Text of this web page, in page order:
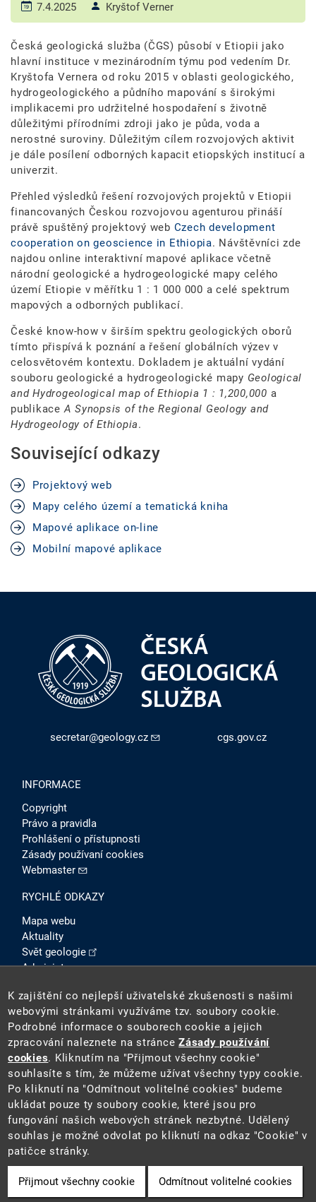
7.4.2025 Kryštof Verner
Česká geologická služba (ČGS) působí v Etiopii jako
hlavní instituce v mezinárodním týmu pod vedením Dr.
Kryštofa Vernera od roku 2015 v oblasti geologického,
hydrogeologického a půdního mapování s širokými
implikacemi pro udržitelné hospodaření s životně
důležitými přírodními zdroji jako je půda, voda a
nerostné suroviny. Důležitým cílem rozvojových aktivit
je dále posílení odborných kapacit etiopských institucí a
univerzit.
Přehled výsledků řešení rozvojových projektů v Etiopii
financovaných Českou rozvojovou agenturou přináší
právě spuštěný projektový web Czech development
cooperation on geoscience in Ethiopia. Návštěvníci zde
najdou online interaktivní mapové aplikace včetně
národní geologické a hydrogeologické mapy celého
území Etiopie v měřítku 1 : 1 000 000 a celé spektrum
mapových a odborných publikací.
České know-how v širším spektru geologických oborů
tímto přispívá k poznání a řešení globálních výzev v
celosvětovém kontextu. Dokladem je aktuální vydání
souboru geologické a hydrogeologické mapy Geological
and Hydrogeological map of Ethiopia 1 : 1,200,000 a
publikaceA Synopsis of the Regional Geology and
Hydrogeology of Ethiopia.
Související odkazy
Projektový web
Mapy celého území a tematická kniha
Mapové aplikace on-line
Mobilní mapové aplikace
secretar@geology.cz cgs.gov.cz
INFORMACE
Copyright
Právo a pravidla
Prohlášení o přístupnosti
Zásady používaní cookies
Webmaster
RYCHLÉ ODKAZY
Mapa webu
Aktuality
Svět geologie
Administrace
SOCIÁLNÍ SÍTĚ
2026 ©Česká geologická služba(ČGS). ČGS je státní
příspěvkovou organizací pověřenou výkonem státní
geologické služby na území ČR.
Cookie
K zajištění co nejlepší uživatelské zkušenosti s našimi
webovými stránkami využíváme tzv. soubory cookie.
Podrobné informace o souborech cookie a jejich
zpracování naleznete na stránceZásady používání
cookies. Kliknutím na "Přijmout všechny cookie"
souhlasíte s tím, že můžeme užívat všechny typy cookie.
Po kliknutí na "Odmítnout volitelné cookies" budeme
ukládat pouze ty soubory cookie, které jsou pro
fungování našich webových stránek nezbytné. Udělený
souhlas je možné odvolat po kliknutí na odkaz "Cookie" v
patičce stránky.
Přijmout všechny cookie Odmítnout volitelné cookies